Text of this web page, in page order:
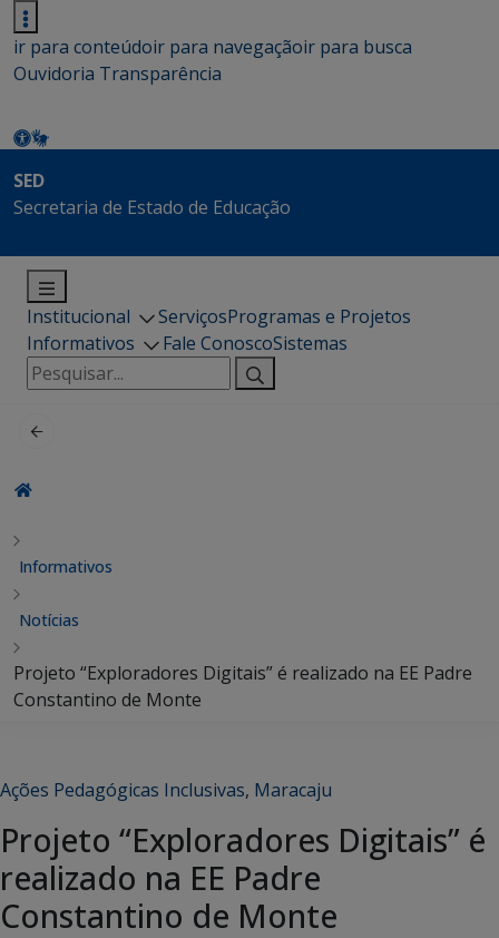
ir para conteúdoir para navegaçãoir para busca
Ouvidoria Transparência
SED
Secretaria de Estado de Educação
Institucional ServiçosProgramas e Projetos
Informativos
Fale ConoscoSistemas
Pesquisar
por:
Informativos
Notícias
Projeto “Exploradores Digitais” é realizado na EE Padre
Constantino de Monte
Ações Pedagógicas Inclusivas, Maracaju
Projeto “Exploradores Digitais” é
realizado na EE Padre
Constantino de Monte